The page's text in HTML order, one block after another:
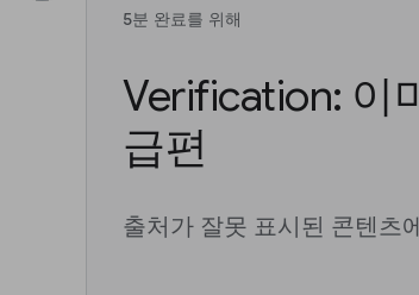
5분 완료를 위해
Verification: 이
급편
출처가 잘못 표시된 콘텐츠